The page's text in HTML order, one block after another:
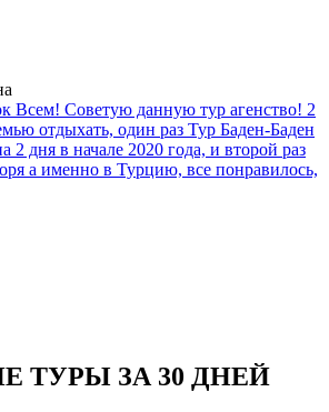
Всем! Советую данную тур агенство! 2
отдыхать, один раз Тур Баден-Баден
2 дня в начале 2020 года, и второй раз
а именно в Турцию, все понравилось,
ТУРЫ ЗА 30 ДНЕЙ